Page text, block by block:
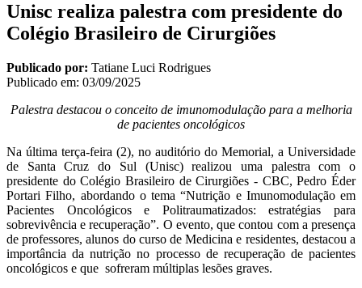
Unisc realiza palestra com presidente do
Colégio Brasileiro de Cirurgiões
Publicado por: Tatiane Luci Rodrigues
Publicado em: 03/09/2025
Palestra destacou o conceito de imunomodulação para a melhoria
de pacientes oncológicos
Na última terça-feira (2), no auditório do Memorial, a Universidade
de Santa Cruz do Sul (Unisc) realizou uma palestra com o
presidente do Colégio Brasileiro de Cirurgiões - CBC, Pedro Éder
Portari Filho, abordando o tema “Nutrição e Imunomodulação em
Pacientes Oncológicos e Politraumatizados: estratégias para
sobrevivência e recuperação”. O evento, que contou com a presença
de professores, alunos do curso de Medicina e residentes, destacou a
importância da nutrição no processo de recuperação de pacientes
oncológicos e que sofreram múltiplas lesões graves.